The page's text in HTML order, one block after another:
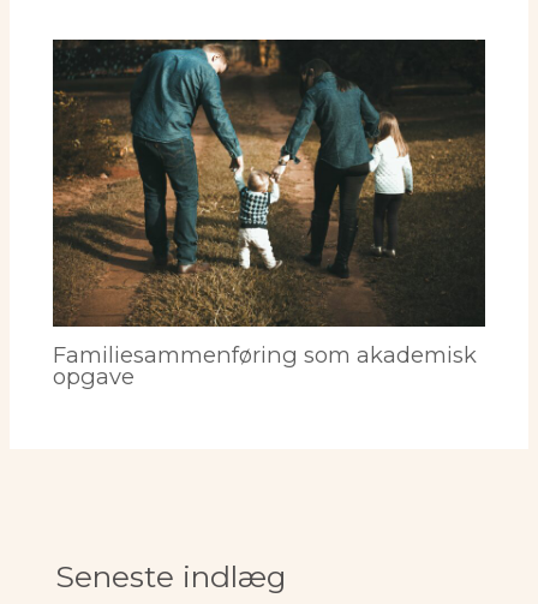
Familiesammenføring som akademisk
opgave
Seneste indlæg